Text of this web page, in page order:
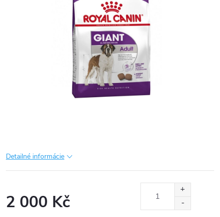
Detailné informácie
2 000 Kč